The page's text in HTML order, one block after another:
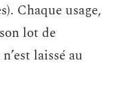
Chaque usage,
lot de
laissé au